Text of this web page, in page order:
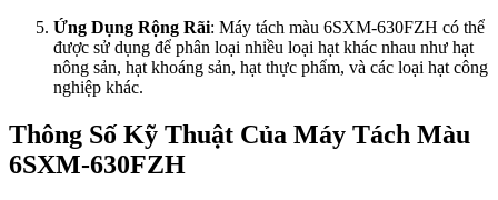
Ứng Dụng Rộng Rãi: Máy tách màu 6SXM-630FZH có thể
được sử dụng để phân loại nhiều loại hạt khác nhau như hạt
nông sản, hạt khoáng sản, hạt thực phẩm, và các loại hạt công
nghiệp khác.
Thông Số Kỹ Thuật Của Máy Tách Màu
6SXM-630FZH